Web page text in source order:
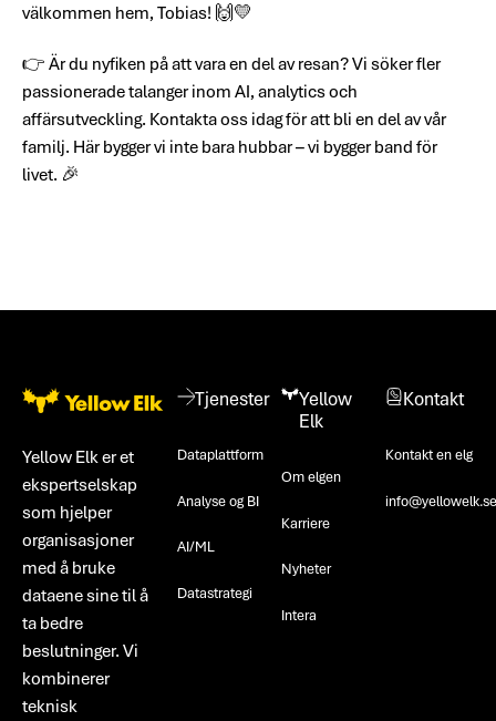
välkommen hem, Tobias! 🙌💛
👉 Är du nyfiken på att vara en del av resan? Vi söker fler
passionerade talanger inom AI, analytics och
affärsutveckling. Kontakta oss idag för att bli en del av vår
familj. Här bygger vi inte bara hubbar – vi bygger band för
livet. 🎉
Bunntekst
Yellow Elk er et
ekspertselskap
som hjelper
organisasjoner
med å bruke
dataene sine til å
ta bedre
beslutninger. Vi
kombinerer
teknisk
Tjenester
Dataplattform
Analyse og BI
AI/ML
Datastrategi
Yellow
Elk
Om elgen
Karriere
Nyheter
Intera
Kontakt
Kontakt en elg
info@yellowelk.se